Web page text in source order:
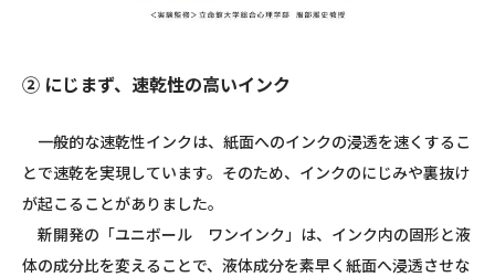
② にじまず、速乾性の高いインク
一般的な速乾性インクは、紙面へのインクの浸透を速くするこ
とで速乾を実現しています。そのため、インクのにじみや裏抜け
が起こることがありました。
新開発の「ユニボール ワンインク」は、インク内の固形と液
体の成分比を変えることで、液体成分を素早く紙面へ浸透させな